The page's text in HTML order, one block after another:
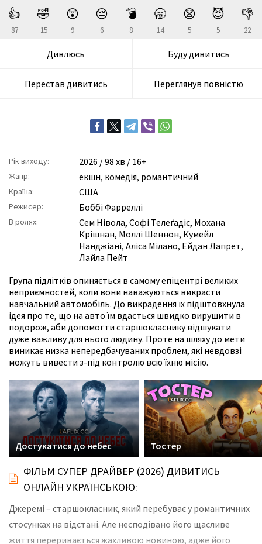
👍
87
🤣
15
😲
9
😔
6
💣
8
🥱
14
😧
5
😈
5
👎
22
Дивлюсь Буду дивитись
Перестав дивитись Переглянув повністю
Рік виходу: 2026 / 98 хв / 16+
Жанр: екшн, комедія, романтичний
Країна: США
Режисер: Боббі Фарреллі
В ролях: Сем Нівола, Софі Телеґадіс, Мохана
Крішнан, Моллі Шеннон, Кумейл
Нанджіані, Аліса Мілано, Ейдан Лапрет,
Лайла Пейт
Група підлітків опиняється в самому епіцентрі великих
неприємностей, коли вони наважуються викрасти
навчальний автомобіль. До викрадення їх підштовхнула
ідея про те, що на авто їм вдасться швидко вирушити в
подорож, аби допомогти старшокласнику відшукати
дуже важливу для нього людину. Проте на шляху до мети
виникає низка непередбачуваних проблем, які невдовзі
можуть вивести з-під контролю всю їхню місію.
Достукатися до небес Тостер
ФІЛЬМ СУПЕР ДРАЙВЕР (2026) ДИВИТИСЬ
ОНЛАЙН УКРАЇНСЬКОЮ:
Джеремі – старшокласник, який перебуває у романтичних
стосунках на відстані. Але несподівано його щасливе
життя переривається жахливою новиною, адже його